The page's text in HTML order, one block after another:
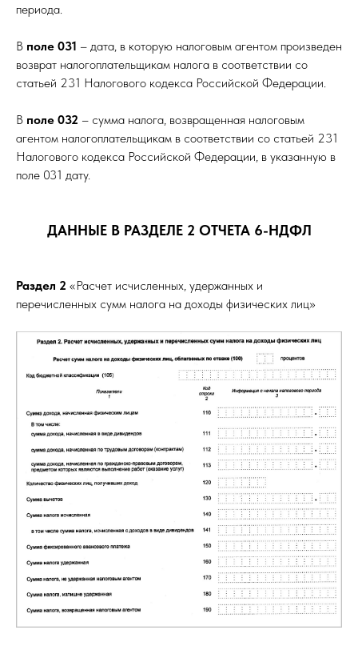
периода.
В поле 031 – дата, в которую налоговым агентом произведен
возврат налогоплательщикам налога в соответствии со
статьей 231 Налогового кодекса Российской Федерации.
В поле 032 – сумма налога, возвращенная налоговым
агентом налогоплательщикам в соответствии со статьей 231
Налогового кодекса Российской Федерации, в указанную в
поле 031 дату.
ДАННЫЕ В РАЗДЕЛЕ 2 ОТЧЕТА 6-НДФЛ
Раздел 2 «Расчет исчисленных, удержанных и
перечисленных сумм налога на доходы физических лиц»